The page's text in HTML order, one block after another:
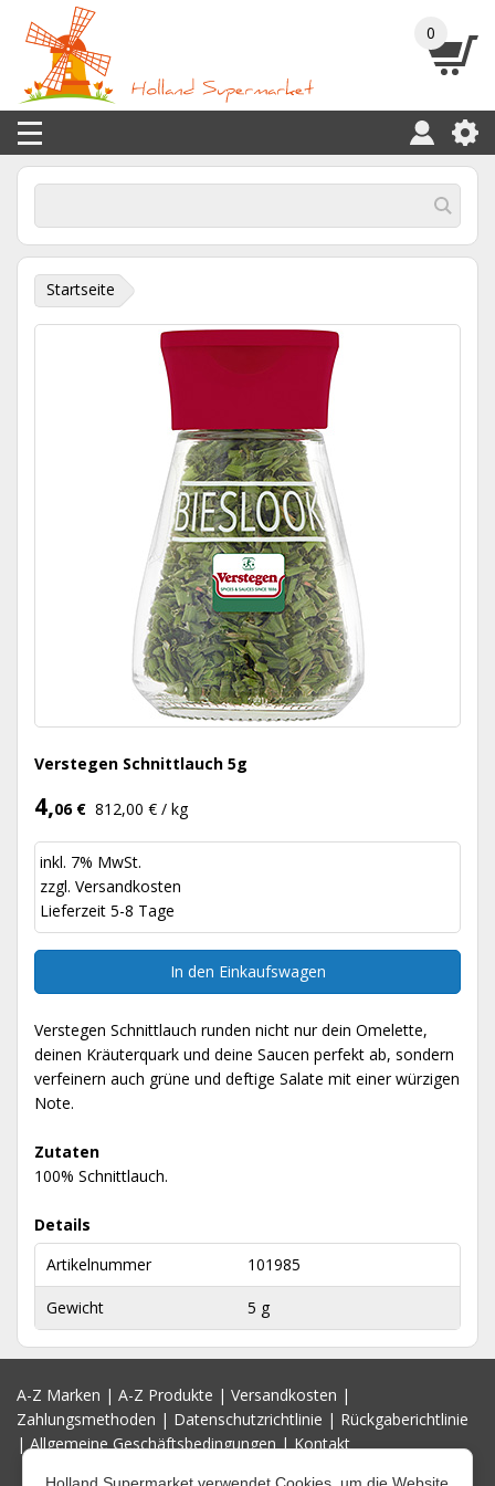
0
Startseite
Verstegen Schnittlauch 5g
4,06 € 812,00 € / kg
inkl. 7% MwSt.
zzgl. Versandkosten
Lieferzeit 5-8 Tage
In den Einkaufswagen
Verstegen Schnittlauch runden nicht nur dein Omelette,
deinen Kräuterquark und deine Saucen perfekt ab, sondern
verfeinern auch grüne und deftige Salate mit einer würzigen
Note.
Zutaten
100% Schnittlauch.
Details
Artikelnummer
101985
Gewicht 5 g
A-Z Marken | A-Z Produkte | Versandkosten |
Zahlungsmethoden | Datenschutzrichtlinie | Rückgaberichtlinie
|Allgemeine Geschäftsbedingungen|Kontakt